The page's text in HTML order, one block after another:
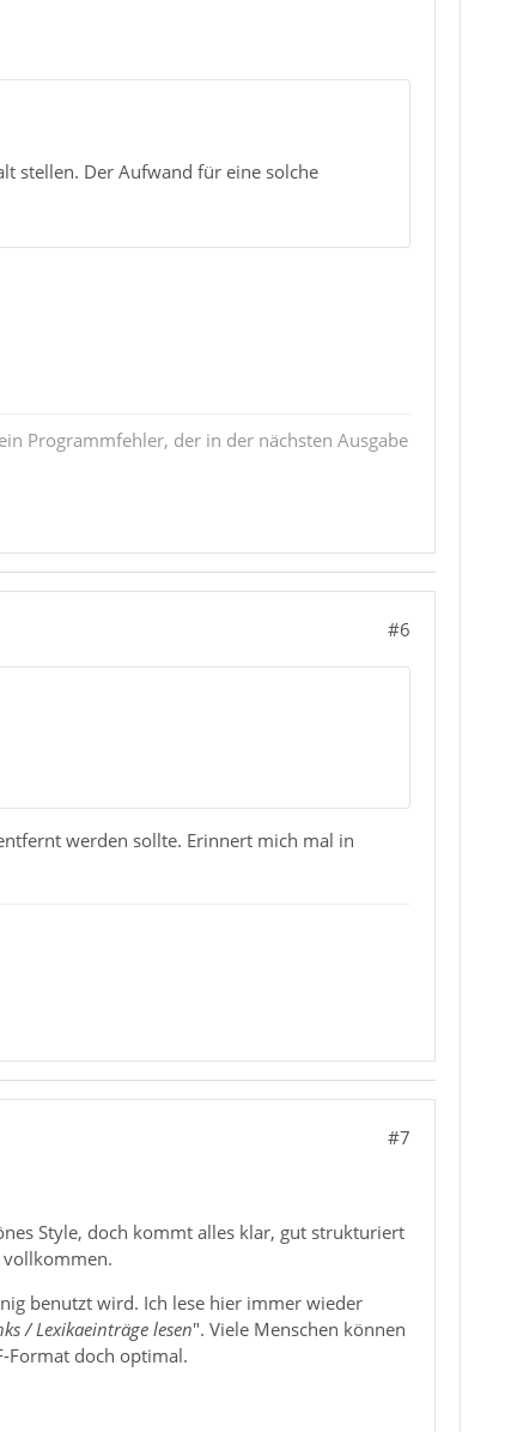
stellen. Der Aufwand für eine solche
Programmfehler, der in der nächsten Ausgabe
#6
werden sollte. Erinnert mich mal in
#7
Style, doch kommt alles klar, gut strukturiert
vollkommen.
benutzt wird. Ich lese hier immer wieder
/ Lexikaeinträge lesen". Viele Menschen können
Format doch optimal.